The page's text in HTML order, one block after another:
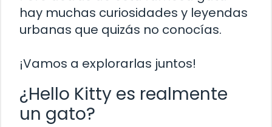
hay muchas curiosidades y leyendas
urbanas que quizás no conocías.
¡Vamos a explorarlas juntos!
¿Hello Kitty es realmente
un gato?